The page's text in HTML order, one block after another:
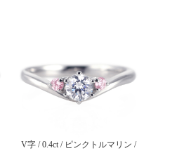
V字 / 0.4ct / ピンクトルマリン /